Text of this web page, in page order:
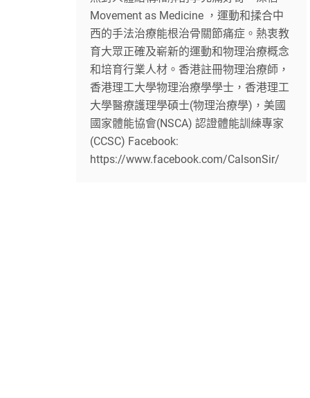
Movement as Medicine ，運動和揉合中
西的手法治療能根治骨關節痛症。熱衷教
育大眾正確及嶄新的運動和物理治療概念
和培育行業人材。香港註冊物理治療師，
香港理工大學物理治療學學士，香港理工
大學醫療護理學碩士(物理治療學)，美國
國家體能協會(NSCA) 認證體能訓練專家
(CCSC) Facebook:
https://www.facebook.com/CalsonSir/